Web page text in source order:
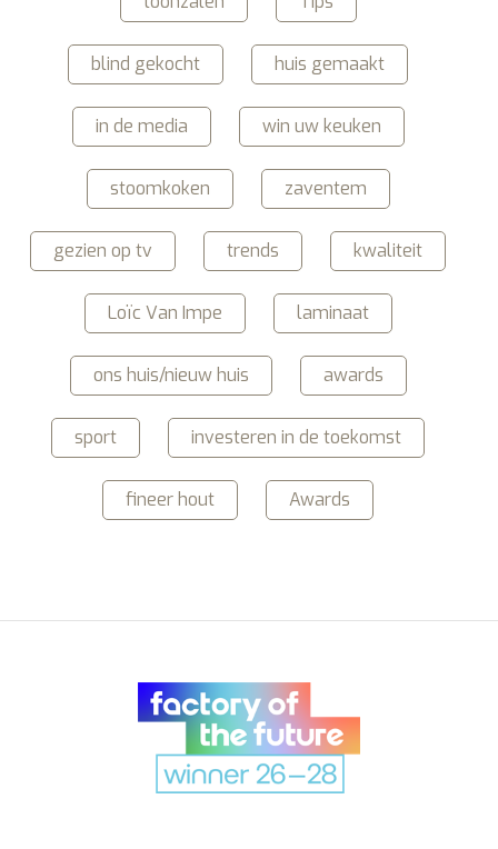
blind gekocht huis gemaakt
in de media win uw keuken
stoomkoken zaventem
gezien op tv trends kwaliteit
Loïc Van Impe laminaat
ons huis/nieuw huis awards
sport investeren in de toekomst
fineer hout Awards